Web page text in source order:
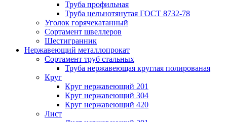
Труба профильная
Труба цельнотянутая ГОСТ 8732-78
Уголок горячекатанный
Сортамент швеллеров
Шестигранник
Нержавеющий металлопрокат
Сортамент труб стальных
Труба нержавеющая круглая полированая
Круг
Круг нержавеющий 201
Круг нержавеющий 304
Круг нержавеющий 420
Лист